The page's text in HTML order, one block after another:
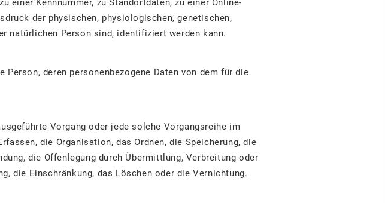
einer Kennnummer, zu Standortdaten, zu einer Online-
der physischen, physiologischen, genetischen,
natürlichen Person sind, identifiziert werden kann.
deren personenbezogene Daten von dem für die
Vorgang oder jede solche Vorgangsreihe im
die Organisation, das Ordnen, die Speicherung, die
die Offenlegung durch Übermittlung, Verbreitung oder
die Einschränkung, das Löschen oder die Vernichtung.